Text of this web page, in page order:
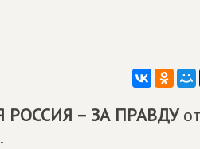
– ЗА ПРАВДУ